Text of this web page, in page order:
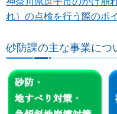
れ）の点検を行う際のポ
砂防課の主な事業につ